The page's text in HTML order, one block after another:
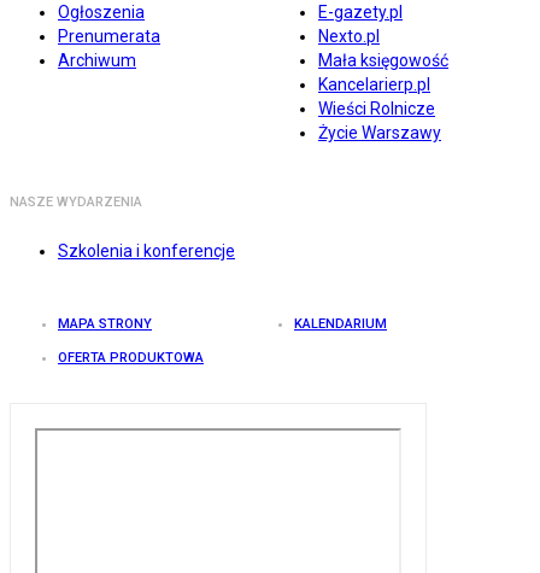
Ogłoszenia
Prenumerata
Archiwum
E-gazety.pl
Nexto.pl
Mała księgowość
Kancelarierp.pl
Wieści Rolnicze
Życie Warszawy
NASZE WYDARZENIA
Szkolenia i konferencje
MAPA STRONY KALENDARIUM
OFERTA PRODUKTOWA